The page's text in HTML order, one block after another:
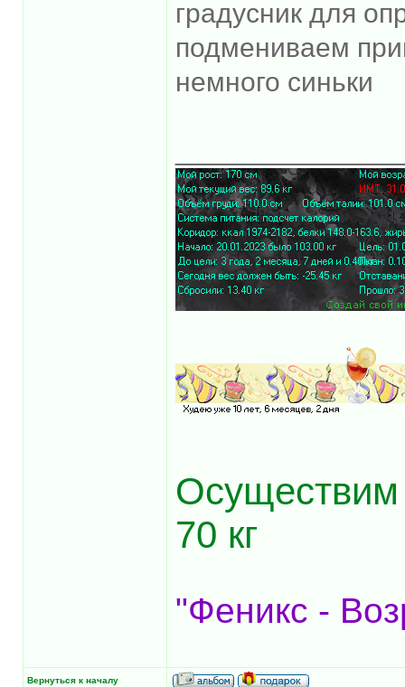
градусник для
подмениваем
немного синьки
Осуществим
70 кг
"Феникс -
Вернуться к началу